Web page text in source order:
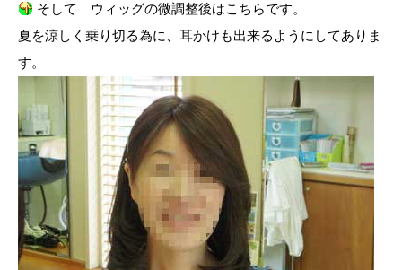
そして ウィッグの微調整後はこちらです。
夏を涼しく乗り切る為に、耳かけも出来るようにしてありま
す。